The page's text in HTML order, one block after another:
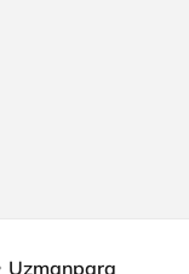
Uzmanpara